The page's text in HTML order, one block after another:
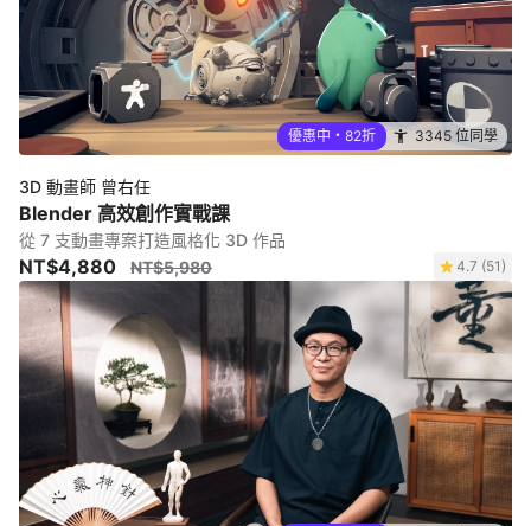
優惠中・82折 3345 位同學
3D 動畫師 曾右任
Blender 高效創作實戰課
從 7 支動畫專案打造風格化 3D 作品
NT$4,880 NT$5,980 4.7 (51)